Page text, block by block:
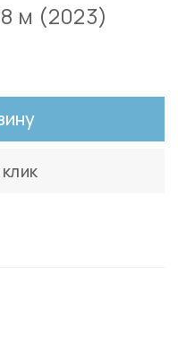
м (2023)